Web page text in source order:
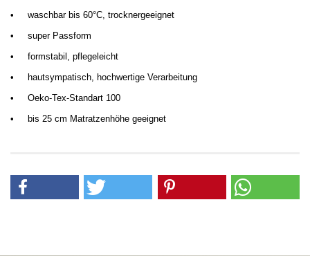
•
waschbar bis 60°C, trocknergeeignet
•
super Passform
•
formstabil, pflegeleicht
•
hautsympatisch, hochwertige Verarbeitung
•
Oeko-Tex-Standart 100
•
bis 25 cm Matratzenhöhe geeignet